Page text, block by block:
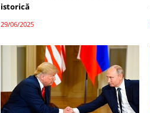
istorică
29/06/2025